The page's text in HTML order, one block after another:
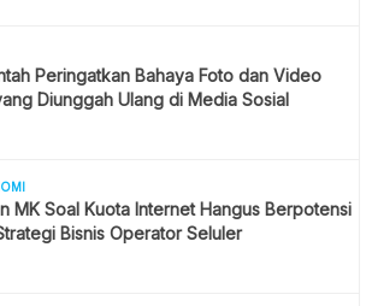
Peringatkan Bahaya Foto dan Video
Diunggah Ulang di Media Sosial
MK Soal Kuota Internet Hangus Berpotensi
Bisnis Operator Seluler